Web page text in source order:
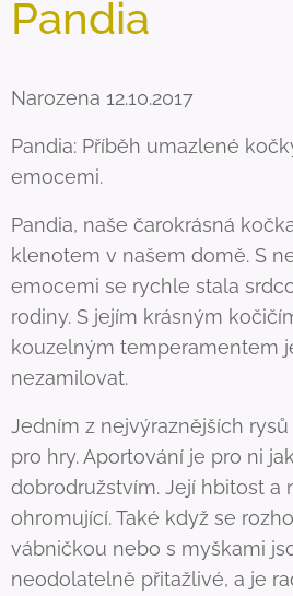
Pandia
Narozena 12.10.2017
Pandia: Příběh umazlené
emocemi.
Pandia, naše čarokrásná
klenotem v našem domě. S
emocemi se rychle stala
rodiny. S jejím krásným
kouzelným temperamentem
nezamilovat.
Jedním z nejvýraznějších
pro hry. Aportování je pro ni
dobrodružstvím. Její hbitost a
ohromující. Také když se
vábničkou nebo s myškami
neodolatelně přitažlivé, a je